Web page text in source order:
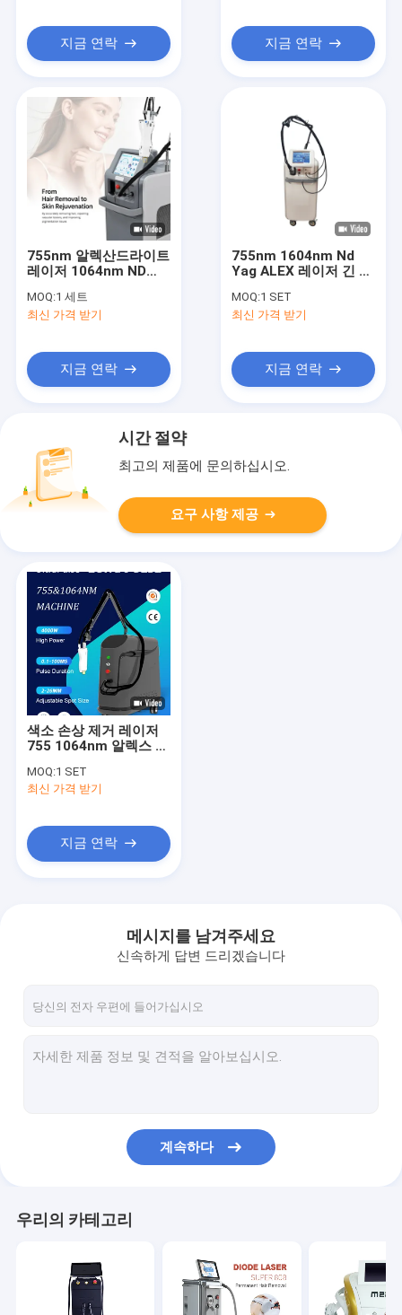
집
우리 에 관한 것
지금 연락 지금 연락
755nm 알렉산드라이트
레이저 1064nm ND
퍼 강한 탈모 알렉산드
라이트 뷰티 머신 알렉
MOQ:1 세트
최신 가격 받기
지금 연락
755nm 1604nm Nd
Yag ALEX 레이저 긴 플
MOQ:1 SET
최신 가격 받기
지금 연락
시간 절약
최고의 제품에 문의하십시오.
요구 사항 제공
색소 손상 제거 레이저
755 1064nm 알렉스 긴
드라이트 야그 레이저
탈모 기계
MOQ:1 SET
최신 가격 받기
지금 연락
메시지를 남겨주세요
신속하게 답변 드리겠습니다
계속하다
우리의 카테고리